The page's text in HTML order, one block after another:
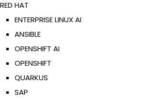
RED HAT
ENTERPRISE LINUX AI
ANSIBLE
OPENSHIFT AI
OPENSHIFT
QUARKUS
SAP